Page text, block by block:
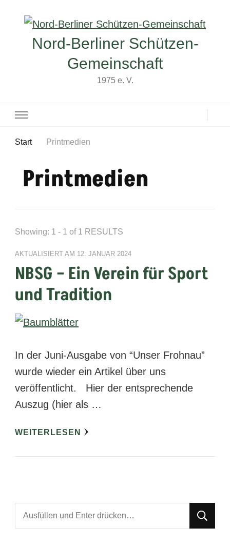
Nord-Berliner Schützen-
Gemeinschaft
1975 e. V.
Start Printmedien
Printmedien
Showing: 1 - 1 of 1 RESULTS
AKTUALISIERT AM 12. JANUAR 2024
NBSG – Ein Verein für Sport
und Tradition
In der Juni-Ausgabe von “Unser Frohnau”
wurde wieder ein Artikel über uns
veröffentlicht. Hier der entsprechende
Auszug (hier als …
WEITERLESEN
Suchst
du